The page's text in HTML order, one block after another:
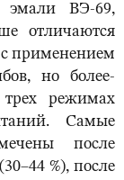
эмали ВЭ-69,
отличаются
с применением
но более-
режимах
Самые
после
%), после